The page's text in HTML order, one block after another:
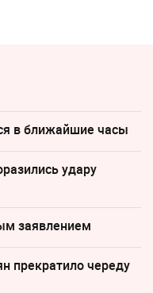
в ближайшие часы
удару
заявлением
прекратило череду